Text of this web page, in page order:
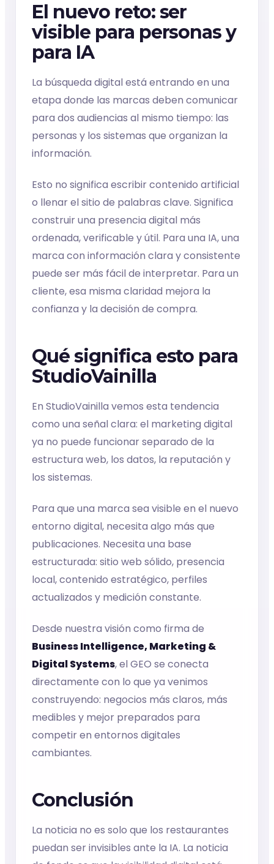
El nuevo reto: ser
visible para personas y
para IA
La búsqueda digital está entrando en una
etapa donde las marcas deben comunicar
para dos audiencias al mismo tiempo: las
personas y los sistemas que organizan la
información.
Esto no significa escribir contenido artificial
o llenar el sitio de palabras clave. Significa
construir una presencia digital más
ordenada, verificable y útil. Para una IA, una
marca con información clara y consistente
puede ser más fácil de interpretar. Para un
cliente, esa misma claridad mejora la
confianza y la decisión de compra.
Qué significa esto para
StudioVainilla
En StudioVainilla vemos esta tendencia
como una señal clara: el marketing digital
ya no puede funcionar separado de la
estructura web, los datos, la reputación y
los sistemas.
Para que una marca sea visible en el nuevo
entorno digital, necesita algo más que
publicaciones. Necesita una base
estructurada: sitio web sólido, presencia
local, contenido estratégico, perfiles
actualizados y medición constante.
Desde nuestra visión como firma de
Business Intelligence, Marketing &
Digital Systems, el GEO se conecta
directamente con lo que ya venimos
construyendo: negocios más claros, más
medibles y mejor preparados para
competir en entornos digitales
cambiantes.
Conclusión
La noticia no es solo que los restaurantes
puedan ser invisibles ante la IA. La noticia